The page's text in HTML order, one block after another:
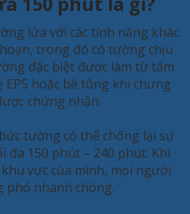
lửa với các tính năng khác
trong đó có tường chịu
đặc biệt được làm từ tấm
hoặc bê tông khí chưng
chứng nhận.
tường có thể chống lại sự
150 phút – 240 phút. Khi
vực của mình, mọi người
phó nhanh chóng.